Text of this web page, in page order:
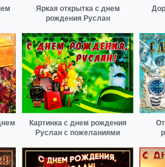
Яркая открытка с днем
рождения Руслан
Картинка с днем рождения
Руслан с пожеланиями